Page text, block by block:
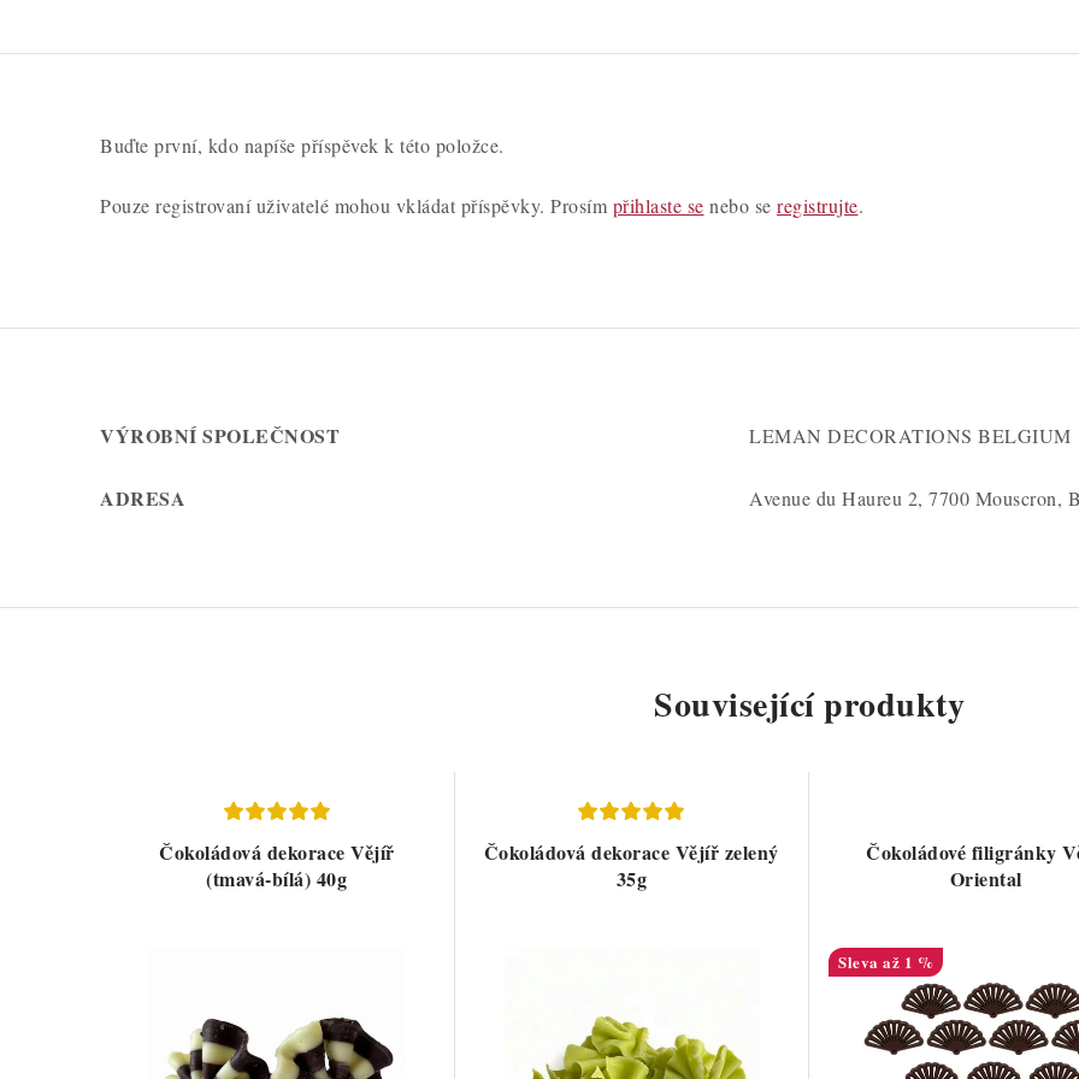
c
n
Buďte první, kdo napíše příspěvek k této položce.
Pouze registrovaní uživatelé mohou vkládat příspěvky. Prosím přihlaste se nebo se registrujte.
VÝROBNÍ SPOLEČNOST LEMAN DECORATIONS BELGIUM
ADRESA Avenue du Haureu 2, 7700 Mouscron,
Související produkty
Čokoládová dekorace Vějíř
(tmavá-bílá) 40g
Čokoládová dekorace Vějíř zelený
35g
Čokoládové filigránky
Oriental
až 1 %